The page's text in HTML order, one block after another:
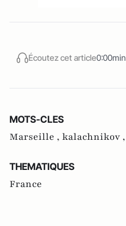
Écoutez cet article0:00min
MOTS-CLES
Marseille , kalachnikov ,
THEMATIQUES
France